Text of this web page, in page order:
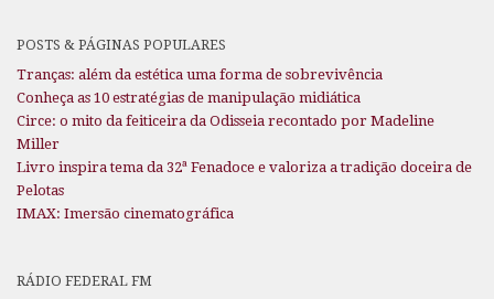
POSTS & PÁGINAS POPULARES
Tranças: além da estética uma forma de sobrevivência
Conheça as 10 estratégias de manipulação midiática
Circe: o mito da feiticeira da Odisseia recontado por Madeline
Miller
Livro inspira tema da 32ª Fenadoce e valoriza a tradição doceira de
Pelotas
IMAX: Imersão cinematográfica
RÁDIO FEDERAL FM